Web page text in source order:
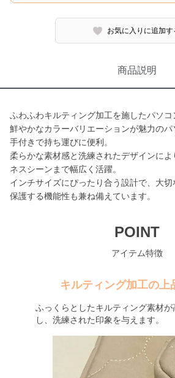
お気に入りに追加す
商品説明
ふわふわキルティング加工を施したパソコ
鮮やかなカラーバリエーションが魅力の
手付きで持ち運びに便利。
柔らかな素材感と洗練されたデザインに
ネスシーンまで幅広く活躍。
インチサイズにぴったり合う設計で、大
保護する機能性も兼ね備えています。
POINT
アイテム特徴
キルティング加工の上
ふっくらとしたキルティング素材が
し、洗練された印象を与えます。